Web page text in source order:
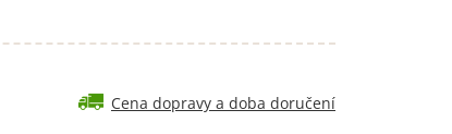
Cena dopravy a doba doručení